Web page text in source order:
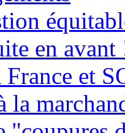
en avant
et
la